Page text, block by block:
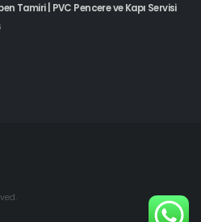
Tamiri | PVC Pencere ve Kapı Servisi